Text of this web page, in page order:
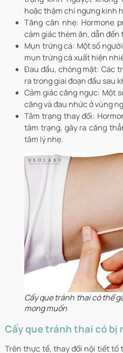
hoặc thậm chí ngưng kinh
Tăng cân nhẹ: Hormone
cảm giác thèm ăn, dẫn đến
Mụn trứng cá: Một số
mụn trứng cá xuất hiện
Đau đầu, chóng mặt: Các
ra trong giai đoạn đầu sau
Cảm giác căng ngực: Một
căng và đau nhức ở vùng
Tâm trạng thay đổi:
tâm trạng, gây ra căng
tâm lý nhẹ.
Cấy que tránh thai có thể
mong muốn
Cấy que tránh thai có bị
Trên thực tế, thay đổi nội tiết tố